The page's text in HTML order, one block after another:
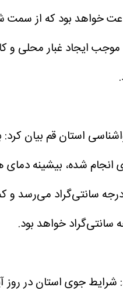
خواهد بود که از
ایجاد غبار محلی
استان قم بیان
شده، بیشینه دمای
به ۳۹ درجه سانتی‌گراد می‌رسد
شرایط جوی استان در روز